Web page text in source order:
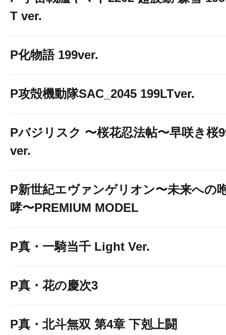
T ver.
P化物語 199ver.
P攻殻機動隊SAC_2045 199LTver.
Pバジリスク 〜桜花忍法帖〜早咲き桜
ver.
P新世紀エヴァンゲリオン〜未来への
哮〜PREMIUM MODEL
P真・一騎当千 Light Ver.
P真・花の慶次3
P真・北斗無双 第4章 下剋上闘